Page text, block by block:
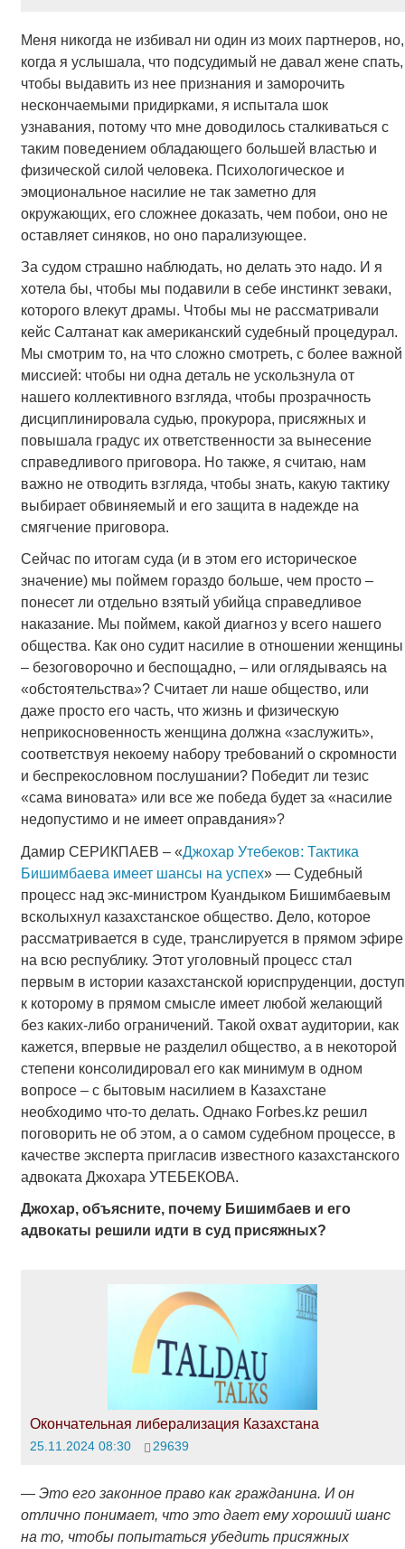
Меня никогда не избивал ни один из моих партнеров, но,
когда я услышала, что подсудимый не давал жене спать,
чтобы выдавить из нее признания и заморочить
нескончаемыми придирками, я испытала шок
узнавания, потому что мне доводилось сталкиваться с
таким поведением обладающего большей властью и
физической силой человека. Психологическое и
эмоциональное насилие не так заметно для
окружающих, его сложнее доказать, чем побои, оно не
оставляет синяков, но оно парализующее.
За судом страшно наблюдать, но делать это надо. И я
хотела бы, чтобы мы подавили в себе инстинкт зеваки,
которого влекут драмы. Чтобы мы не рассматривали
кейс Салтанат как американский судебный процедурал.
Мы смотрим то, на что сложно смотреть, с более важной
миссией: чтобы ни одна деталь не ускользнула от
нашего коллективного взгляда, чтобы прозрачность
дисциплинировала судью, прокурора, присяжных и
повышала градус их ответственности за вынесение
справедливого приговора. Но также, я считаю, нам
важно не отводить взгляда, чтобы знать, какую тактику
выбирает обвиняемый и его защита в надежде на
смягчение приговора.
Сейчас по итогам суда (и в этом его историческое
значение) мы поймем гораздо больше, чем просто –
понесет ли отдельно взятый убийца справедливое
наказание. Мы поймем, какой диагноз у всего нашего
общества. Как оно судит насилие в отношении женщины
– безоговорочно и беспощадно, – или оглядываясь на
«обстоятельства»? Считает ли наше общество, или
даже просто его часть, что жизнь и физическую
неприкосновенность женщина должна «заслужить»,
соответствуя некоему набору требований о скромности
и беспрекословном послушании? Победит ли тезис
«сама виновата» или все же победа будет за «насилие
недопустимо и не имеет оправдания»?
Дамир СЕРИКПАЕВ – «Джохар Утебеков: Тактика
Бишимбаева имеет шансы на успех» — Судебный
процесс над экс-министром Куандыком Бишимбаевым
всколыхнул казахстанское общество. Дело, которое
рассматривается в суде, транслируется в прямом эфире
на всю республику. Этот уголовный процесс стал
первым в истории казахстанской юриспруденции, доступ
к которому в прямом смысле имеет любой желающий
без каких-либо ограничений. Такой охват аудитории, как
кажется, впервые не разделил общество, а в некоторой
степени консолидировал его как минимум в одном
вопросе – с бытовым насилием в Казахстане
необходимо что-то делать. Однако Forbes.kz решил
поговорить не об этом, а о самом судебном процессе, в
качестве эксперта пригласив известного казахстанского
адвоката Джохара УТЕБЕКОВА.
Джохар, объясните, почему Бишимбаев и его
адвокаты решили идти в суд присяжных?
Окончательная либерализация Казахстана
25.11.2024 08:30 29639
— Это его законное право как гражданина. И он
отлично понимает, что это дает ему хороший шанс
на то, чтобы попытаться убедить присяжных